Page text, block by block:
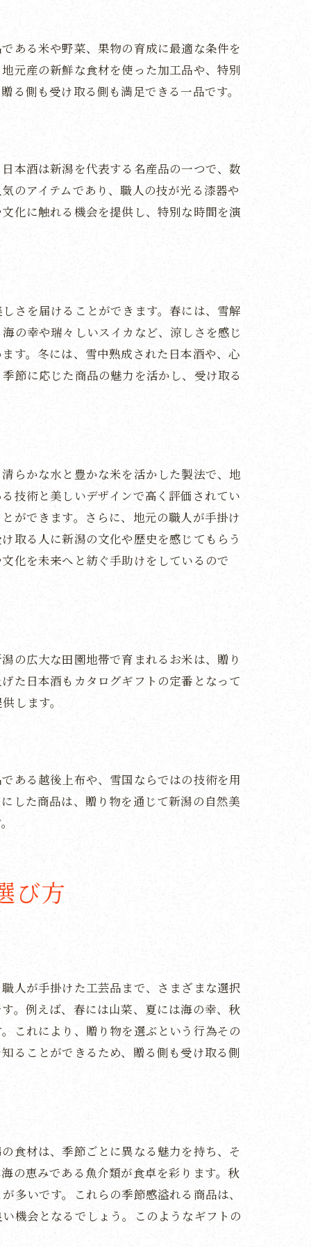
ある米や野菜、果物の育成に最適な条件を
元産の新鮮な食材を使った加工品や、特別
側も受け取る側も満足できる一品です。
本酒は新潟を代表する名産品の一つで、数
のアイテムであり、職人の技が光る漆器や
化に触れる機会を提供し、特別な時間を演
さを届けることができます。春には、雪解
の幸や瑞々しいスイカなど、涼しさを感じ
す。冬には、雪中熟成された日本酒や、心
節に応じた商品の魅力を活かし、受け取る
らかな水と豊かな米を活かした製法で、地
技術と美しいデザインで高く評価されてい
ができます。さらに、地元の職人が手掛け
取る人に新潟の文化や歴史を感じてもらう
化を未来へと紡ぐ手助けをしているので
の広大な田園地帯で育まれるお米は、贈り
た日本酒もカタログギフトの定番となって
します。
ある越後上布や、雪国ならではの技術を用
した商品は、贈り物を通じて新潟の自然美
び方
人が手掛けた工芸品まで、さまざまな選択
。例えば、春には山菜、夏には海の幸、秋
これにより、贈り物を選ぶという行為その
ることができるため、贈る側も受け取る側
食材は、季節ごとに異なる魅力を持ち、そ
の恵みである魚介類が食卓を彩ります。秋
多いです。これらの季節感溢れる商品は、
機会となるでしょう。このようなギフトの